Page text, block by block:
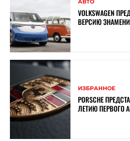
VOLKSWAGEN
ВЕРСИЮ
ИЗБРАННОЕ
PORSCHE
ЛЕТИЮ ПЕРВОГО